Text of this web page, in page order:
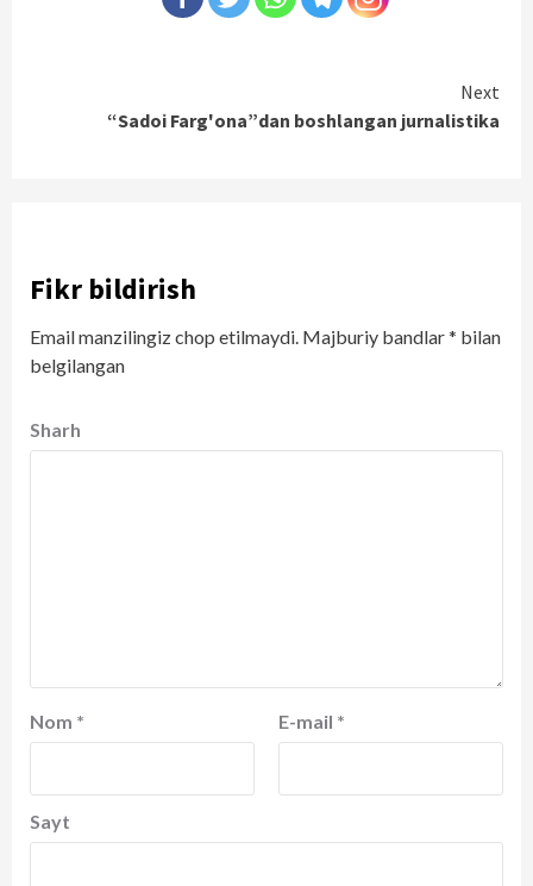
Reading
Next
“Sadoi Farg'ona”dan boshlangan jurnalistika
Fikr bildirish
Email manzilingiz chop etilmaydi. Majburiy bandlar* bilan
belgilangan
Sharh
Nom * E-mail *
Sayt